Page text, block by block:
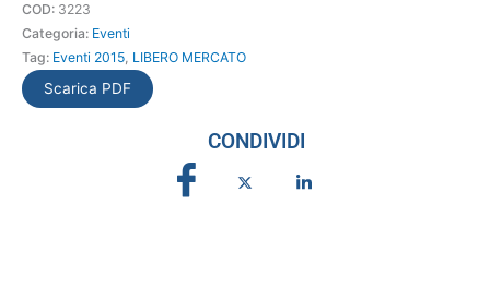
COD: 3223
Categoria: Eventi
Tag: Eventi 2015, LIBERO MERCATO
Scarica PDF
CONDIVIDI